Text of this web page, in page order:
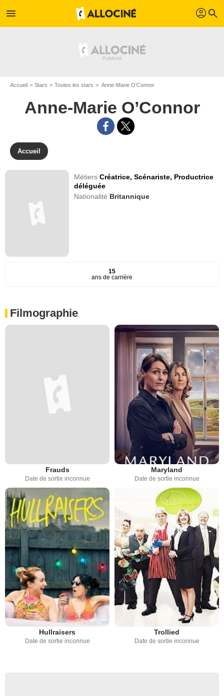
menu profil search
Accueil Stars Toutes les stars Anne-Marie O’Connor
Anne-Marie O’Connor
Accueil
MétiersCréatrice,Scénariste, Productrice
déléguée
Nationalité Britannique
15
ans de carrière
Filmographie
Frauds
Date de sortie inconnue
Maryland
Date de sortie inconnue
Hullraisers
Date de sortie inconnue
Trollied
Date de sortie inconnue